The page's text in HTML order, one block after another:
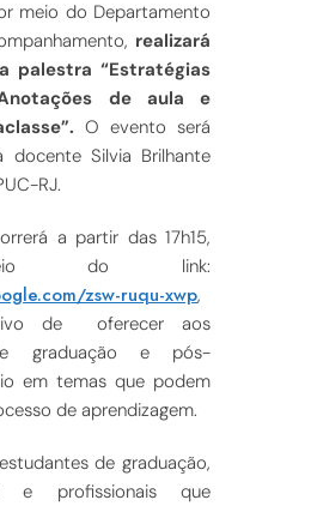
meio do Departamento
realizará
palestra “Estratégias
de aula e
O evento será
docente Silvia Brilhante
RJ.
a partir das 17h15,
do link:
zsw-ruqu-xwp,
de oferecer aos
graduação e pós-
em temas que podem
de aprendizagem.
estudantes de graduação,
e profissionais que